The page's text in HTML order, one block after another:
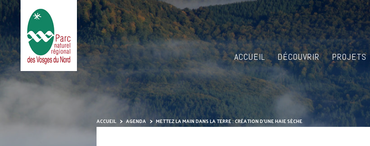
ACCUEIL DÉCOUVRIR PROJETS
ACCUEIL AGENDA METTEZ LA MAIN DANS LA TERRE : CRÉATION D’UNE HAIE SÈCHE